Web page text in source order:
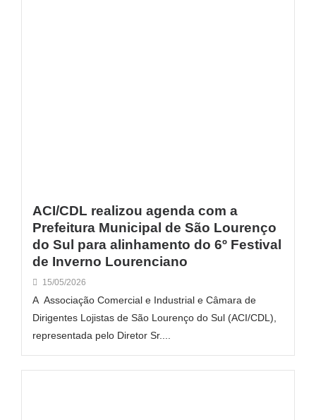
ACI/CDL realizou agenda com a
Prefeitura Municipal de São Lourenço
do Sul para alinhamento do 6º Festival
de Inverno Lourenciano
15/05/2026
A Associação Comercial e Industrial e Câmara de
Dirigentes Lojistas de São Lourenço do Sul (ACI/CDL),
representada pelo Diretor Sr....